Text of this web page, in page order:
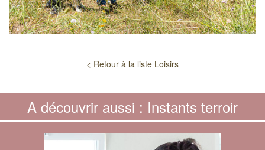
< Retour à la liste Loisirs
A découvrir aussi : Instants terroir